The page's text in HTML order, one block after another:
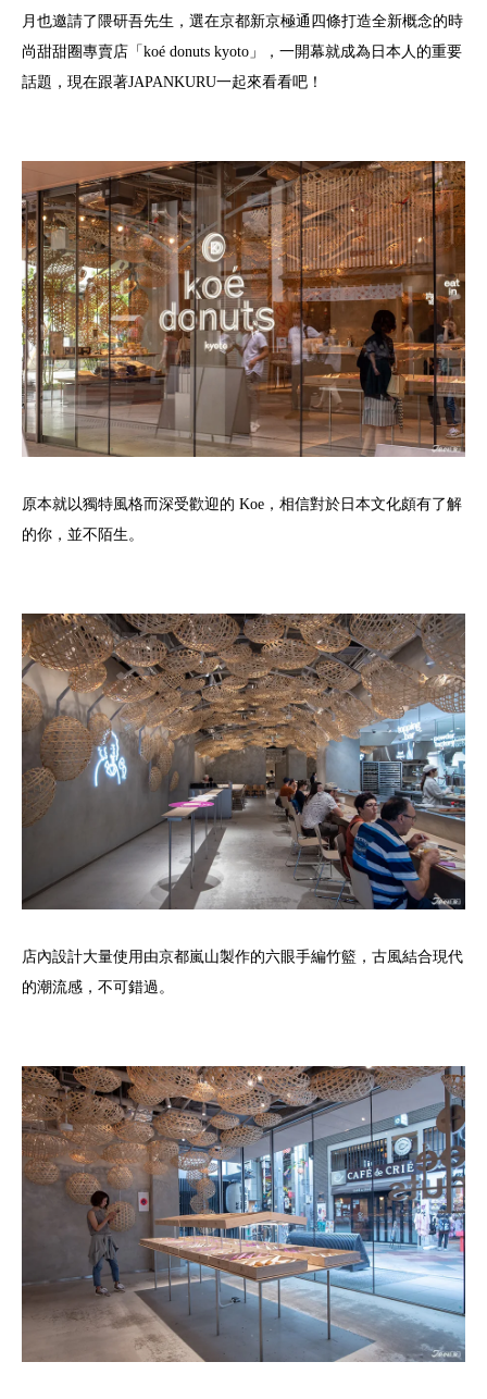
月也邀請了隈研吾先生，選在京都新京極通四條打造全新概念的時
尚甜甜圈專賣店「koé donuts kyoto」，一開幕就成為日本人的重要
話題，現在跟著JAPANKURU一起來看看吧！
原本就以獨特風格而深受歡迎的 Koe，相信對於日本文化頗有了解
的你，並不陌生。
店內設計大量使用由京都嵐山製作的六眼手編竹籃，古風結合現代
的潮流感，不可錯過。